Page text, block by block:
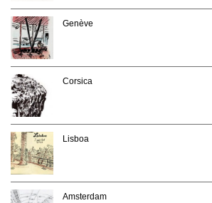
Genève
Corsica
Lisboa
Amsterdam